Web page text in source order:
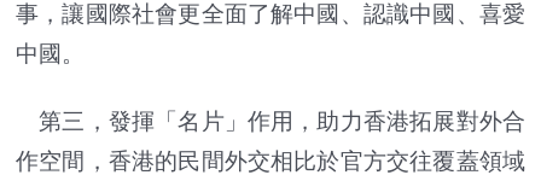
事，讓國際社會更全面了解中國、認識中國、喜愛
中國。
第三，發揮「名片」作用，助力香港拓展對外合
作空間，香港的民間外交相比於官方交往覆蓋領域